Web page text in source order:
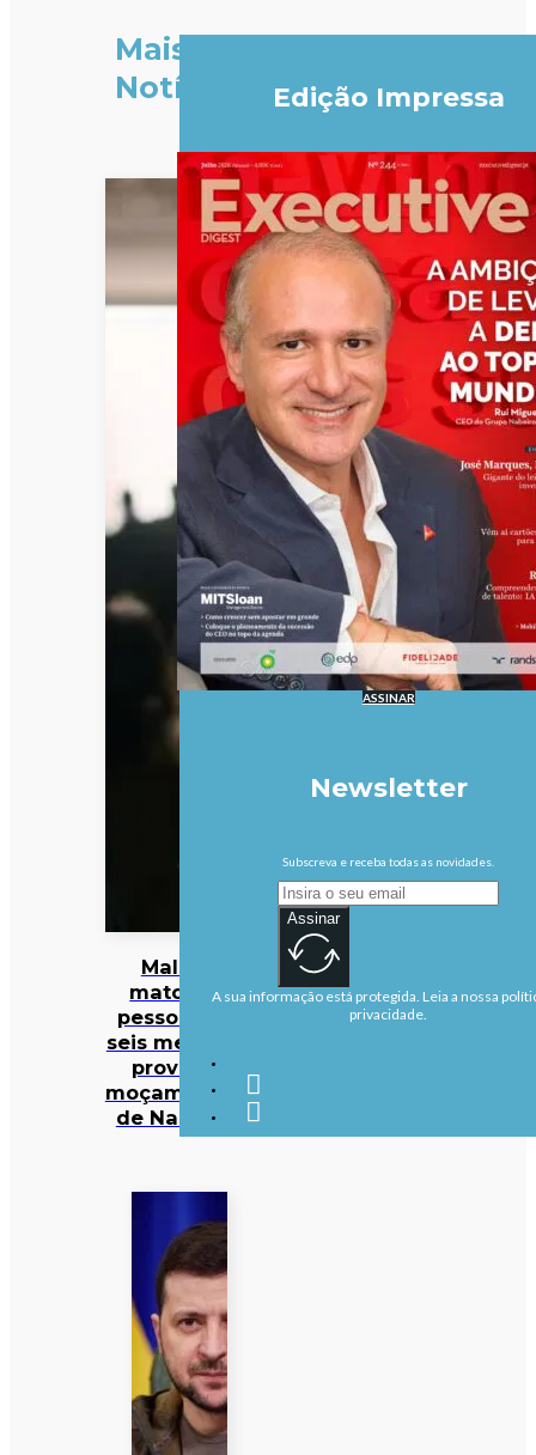
Mais
Notícias
Malária
matou 47
pessoas em
seis meses na
província
moçambicana
de Nampula
Edição Impressa
ASSINAR
Newsletter
Subscreva e receba todas as novidades.
Assinar
A sua informação está protegida. Leia a nossa
privacidade.